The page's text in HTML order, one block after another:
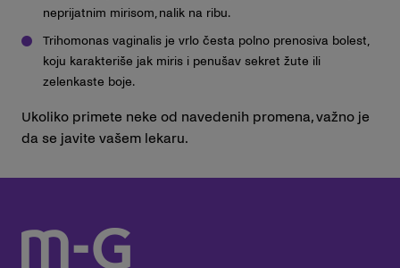
neprijatnim mirisom, nalik na ribu.
Trihomonas vaginalis je vrlo česta polno prenosiva bolest,
koju karakteriše jak miris i penušav sekret žute ili
zelenkaste boje.
Ukoliko primete neke od navedenih promena, važno je
da se javite vašem lekaru.